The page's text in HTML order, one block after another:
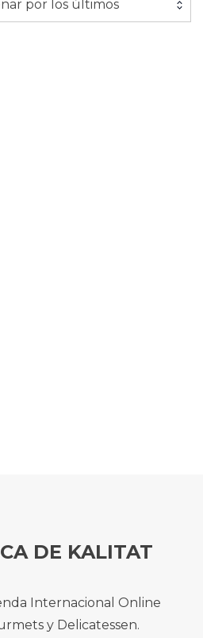
por los últimos
DE KALITAT
Internacional Online
y Delicatessen.